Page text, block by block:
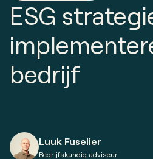
ESG
bedrijf
Luuk Fuselier
Bedrijfskundig adviseur